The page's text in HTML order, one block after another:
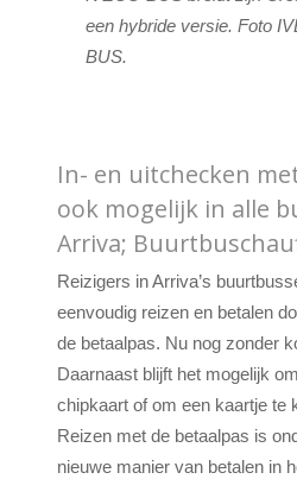
een hybride versie. Foto
BUS.
In- en uitchecken
ook mogelijk in alle
Arriva;
Reizigers in Arriva’s
eenvoudig reizen en betalen
de betaalpas. Nu nog zonder
Daarnaast blijft het mogelijk
chipkaart of om een kaartje te
Reizen met de betaalpas is
nieuwe manier van betalen in